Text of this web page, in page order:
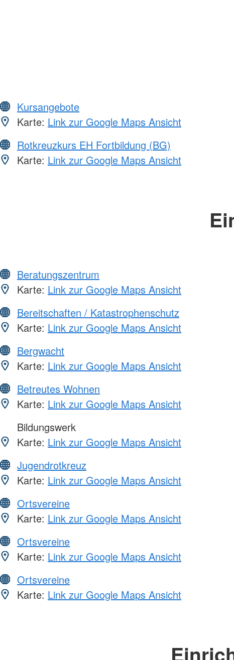
Kursangebote
Karte: Link zur Google Maps Ansicht
Rotkreuzkurs EH Fortbildung (BG)
Karte: Link zur Google Maps Ansicht
Beratungszentrum
Karte: Link zur Google Maps Ansicht
Bereitschaften / Katastrophenschutz
Karte: Link zur Google Maps Ansicht
Bergwacht
Karte: Link zur Google Maps Ansicht
Betreutes Wohnen
Karte: Link zur Google Maps Ansicht
Bildungswerk
Karte: Link zur Google Maps Ansicht
Jugendrotkreuz
Karte: Link zur Google Maps Ansicht
Ortsvereine
Karte: Link zur Google Maps Ansicht
Ortsvereine
Karte: Link zur Google Maps Ansicht
Ortsvereine
Karte: Link zur Google Maps Ansicht